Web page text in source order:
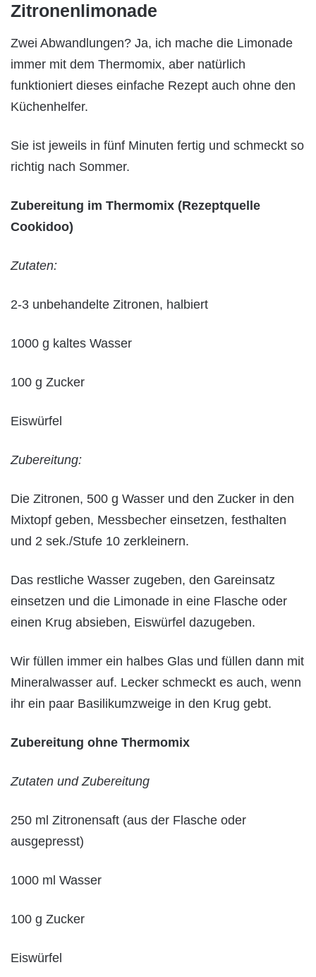
Zitronenlimonade
Zwei Abwandlungen? Ja, ich mache die Limonade
immer mit dem Thermomix, aber natürlich
funktioniert dieses einfache Rezept auch ohne den
Küchenhelfer.
Sie ist jeweils in fünf Minuten fertig und schmeckt so
richtig nach Sommer.
Zubereitung im Thermomix (Rezeptquelle
Cookidoo)
Zutaten:
2-3 unbehandelte Zitronen, halbiert
1000 g kaltes Wasser
100 g Zucker
Eiswürfel
Zubereitung:
Die Zitronen, 500 g Wasser und den Zucker in den
Mixtopf geben, Messbecher einsetzen, festhalten
und 2 sek./Stufe 10 zerkleinern.
Das restliche Wasser zugeben, den Gareinsatz
einsetzen und die Limonade in eine Flasche oder
einen Krug absieben, Eiswürfel dazugeben.
Wir füllen immer ein halbes Glas und füllen dann mit
Mineralwasser auf. Lecker schmeckt es auch, wenn
ihr ein paar Basilikumzweige in den Krug gebt.
Zubereitung ohne Thermomix
Zutaten und Zubereitung
250 ml Zitronensaft (aus der Flasche oder
ausgepresst)
1000 ml Wasser
100 g Zucker
Eiswürfel